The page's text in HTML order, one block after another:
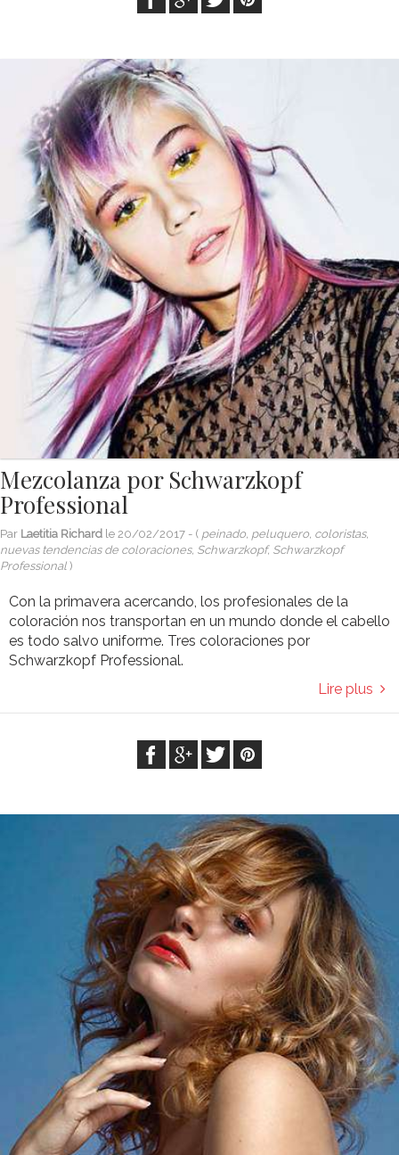
Mezcolanza por Schwarzkopf
Professional
Par Laetitia Richard le 20/02/2017 - ( peinado, peluquero, coloristas,
nuevas tendencias de coloraciones, Schwarzkopf, Schwarzkopf
Professional )
Con la primavera acercando, los profesionales de la
coloración nos transportan en un mundo donde el cabello
es todo salvo uniforme. Tres coloraciones por
Schwarzkopf Professional.
Lire plus